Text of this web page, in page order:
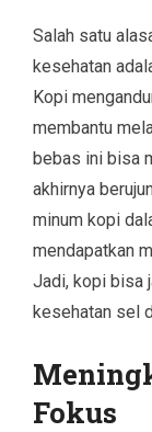
Salah satu
kesehatan
Kopi
membantu
bebas ini bisa
akhirnya
minum kopi
mendapatkan
Jadi, kopi bisa
kesehatan sel
Fokus